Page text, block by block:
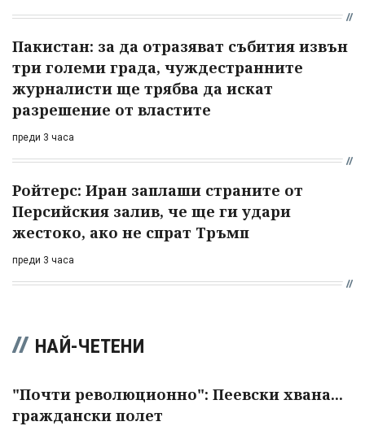
Пакистан: за да отразяват събития извън
три големи града, чуждестранните
журналисти ще трябва да искат
разрешение от властите
преди 3 часа
Ройтерс: Иран заплаши страните от
Персийския залив, че ще ги удари
жестоко, ако не спрат Тръмп
преди 3 часа
НАЙ-ЧЕТЕНИ
"Почти революционно": Пеевски хвана...
граждански полет